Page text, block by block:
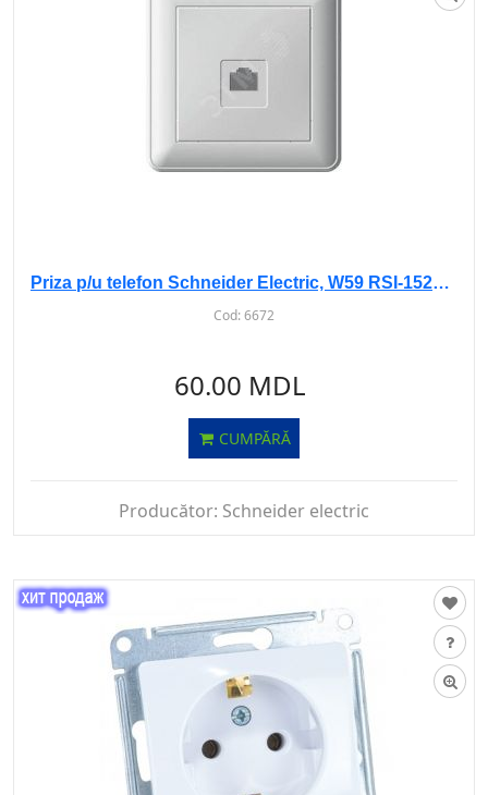
Priza p/u telefon Schneider Electric, W59 RSI-152T-18, cu rama, IP20, Alba
Cod:6672
60.00 MDL
CUMPĂRĂ
Producător: Schneider electric